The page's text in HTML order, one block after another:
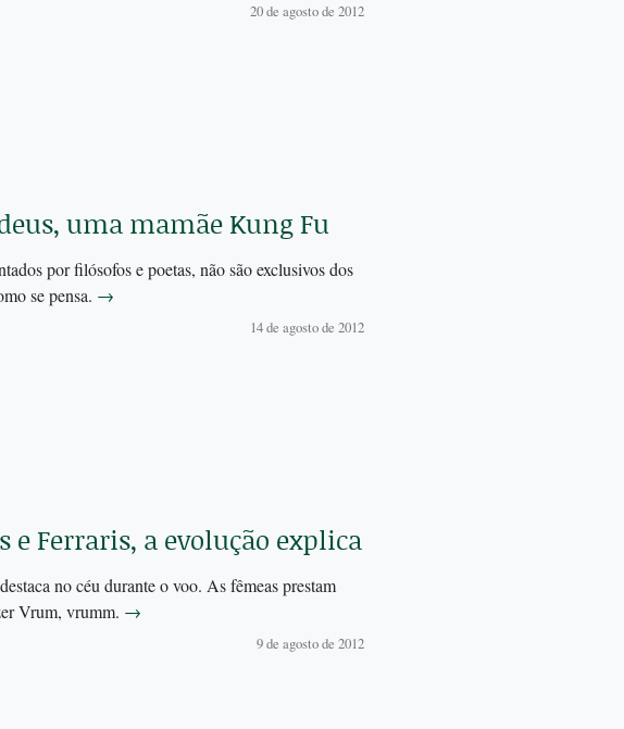
20 de agosto de 2012
uma mamãe Kung Fu
por filósofos e poetas, não são exclusivos dos
se pensa. →
14 de agosto de 2012
e Ferraris, a evolução explica
no céu durante o voo. As fêmeas prestam
Vrum, vrumm. →
9 de agosto de 2012